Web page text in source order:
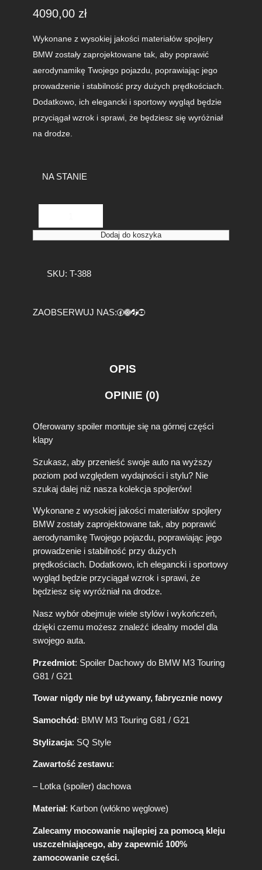
4090,00 zł
Wykonane z wysokiej jakości materiałów spojlery
BMW zostały zaprojektowane tak, aby poprawić
aerodynamikę Twojego pojazdu, poprawiając jego
prowadzenie i stabilność przy dużych prędkościach.
Dodatkowo, ich elegancki i sportowy wygląd będzie
przyciągał wzrok i sprawi, że będziesz się wyróżniał
na drodze.
NA STANIE
o
o
e
r
o
t
k
D
a
c
h
o
w
a
B
W
M
3
8
1
G
1
Q
S
e
Dodaj do koszyka
SKU: T-388
ZAOBSERWUJ NAS:Facebook https://www.instagram.com/tuningbaza.pl https://www.tiktok.com/@tuningbaza.pl YouTube
OPIS
OPINIE (0)
Oferowany spoiler montuje się na górnej części
klapy
Szukasz, aby przenieść swoje auto na wyższy
poziom pod względem wydajności i stylu? Nie
szukaj dalej niż nasza kolekcja spojlerów!
Wykonane z wysokiej jakości materiałów spojlery
BMW zostały zaprojektowane tak, aby poprawić
aerodynamikę Twojego pojazdu, poprawiając jego
prowadzenie i stabilność przy dużych
prędkościach. Dodatkowo, ich elegancki i sportowy
wygląd będzie przyciągał wzrok i sprawi, że
będziesz się wyróżniał na drodze.
Nasz wybór obejmuje wiele stylów i wykończeń,
dzięki czemu możesz znaleźć idealny model dla
swojego auta.
Przedmiot: Spoiler Dachowy do BMW M3 Touring
G81 / G21
Towar nigdy nie był używany, fabrycznie nowy
Samochód : BMW M3 Touring G81 / G21
Stylizacja: SQ Style
Zawartość zestawu:
– Lotka (spoiler) dachowa
Materiał: Karbon (włókno węglowe)
Zalecamy mocowanie najlepiej za pomocą kleju
uszczelniającego, aby zapewnić 100%
zamocowanie części.